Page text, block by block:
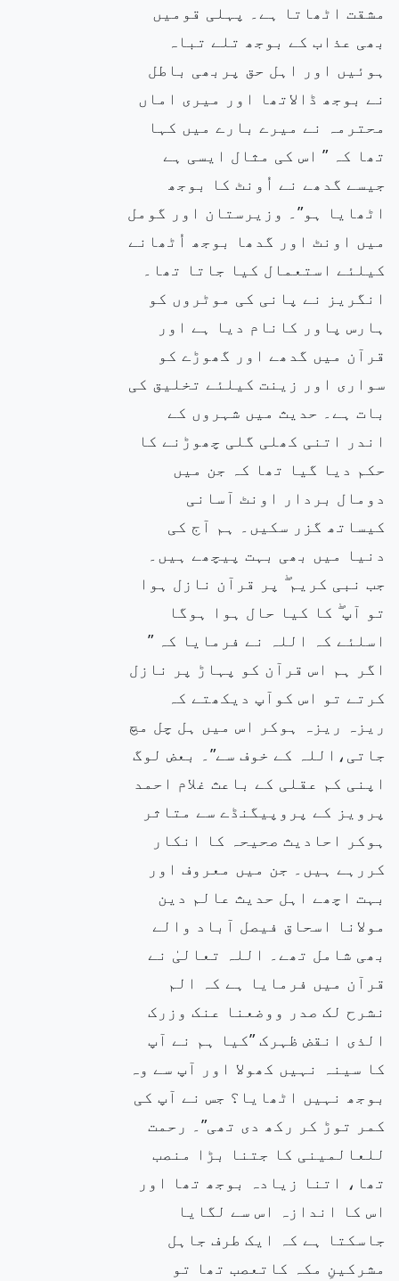
مشقت اٹھاتا ہے۔ پہلی قومیں
بھی عذاب کے بوجھ تلے تباہ
ہوئیں اور اہل حق پربھی باطل
نے بوجھ ڈالاتھا اور میری اماں
محترمہ نے میرے بارے میں کہا
تھا کہ ” اس کی مثال ایسی ہے
جیسے گدھے نے اُونٹ کا بوجھ
اٹھایا ہو”۔ وزیرستان اور گومل
میں اونٹ اور گدھا بوجھ اُٹھانے
کیلئے استعمال کیا جاتا تھا۔
انگریز نے پانی کی موٹروں کو
ہارس پاور کانام دیا ہے اور
قرآن میں گدھے اور گھوڑے کو
سواری اور زینت کیلئے تخلیق کی
بات ہے۔ حدیث میں شہروں کے
اندر اتنی کھلی گلی چھوڑنے کا
حکم دیا گیا تھا کہ جن میں
دومال بردار اونٹ آسانی
کیساتھ گزر سکیں۔ ہم آج کی
دنیا میں بھی بہت پیچھے ہیں۔
جب نبی کریم ۖ پر قرآن نازل ہوا
تو آپ ۖ کا کیا حال ہوا ہوگا
اسلئے کہ اللہ نے فرمایا کہ ”
اگر ہم اس قرآن کو پہاڑ پر نازل
کرتے تو اس کوآپ دیکھتے کہ
ریزہ ریزہ ہوکر اس میں ہل چل مچ
جاتی،اللہ کے خوف سے”۔ بعض لوگ
اپنی کم عقلی کے باعث غلام احمد
پرویز کے پروپیگنڈے سے متاثر
ہوکر احادیث صحیحہ کا انکار
کررہے ہیں۔ جن میں معروف اور
بہت اچھے اہل حدیث عالم دین
مولانا اسحاق فیصل آباد والے
بھی شامل تھے۔ اللہ تعالیٰ نے
قرآن میں فرمایا ہے کہ الم
نشرح لک صدر ووضعنا عنک وزرک
الذی انقض ظہرک ”کیا ہم نے آپ
کا سینہ نہیں کھولا اور آپ سے وہ
بوجھ نہیں اٹھایا؟ جس نے آپ کی
کمر توڑ کر رکھ دی تھی”۔ رحمت
للعالمینی کا جتنا بڑا منصب
تھا، اتنا زیادہ بوجھ تھا اور
اس کا اندازہ اس سے لگایا
جاسکتا ہے کہ ایک طرف جاہل
مشرکینِ مکہ کاتعصب تھا تو